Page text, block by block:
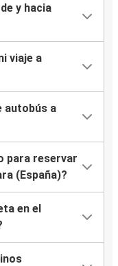
y hacia
viaje a
autobús a
para reservar
(España)?
en el